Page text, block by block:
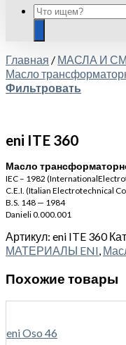
Главная / МАСЛА И
Масло
Фильтровать
eni ITE 360
Масло
IEC – 1982
C.E.I. (Italian Electrotechnical
B.S. 148 — 1984
Danieli 0.000.001
Артикул: eni ITE 360
МАТЕРИАЛЫ ENI,
Похожие товары
eni Oso 46